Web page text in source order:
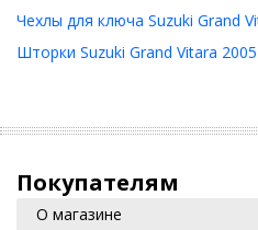
Чехлы для ключа Suzuki Grand
Шторки Suzuki Grand Vitara
Покупателям
О магазине